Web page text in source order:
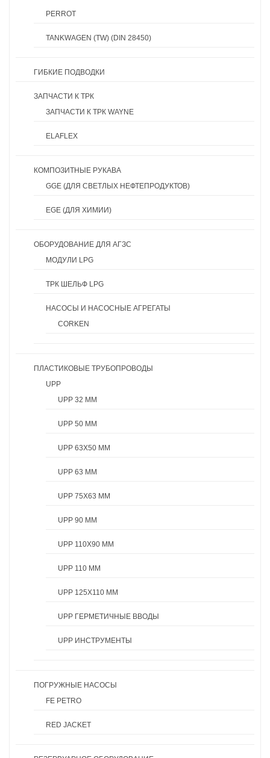
PERROT
TANKWAGEN (TW) (DIN 28450)
ГИБКИЕ ПОДВОДКИ
ЗАПЧАСТИ К ТРК
ЗАПЧАСТИ К ТРК WAYNE
ELAFLEX
КОМПОЗИТНЫЕ РУКАВА
GGE (ДЛЯ СВЕТЛЫХ НЕФТЕПРОДУКТОВ)
EGE (ДЛЯ ХИМИИ)
ОБОРУДОВАНИЕ ДЛЯ АГЗС
МОДУЛИ LPG
ТРК ШЕЛЬФ LPG
НАСОСЫ И НАСОСНЫЕ АГРЕГАТЫ
CORKEN
ПЛАСТИКОВЫЕ ТРУБОПРОВОДЫ
UPP
UPP 32 ММ
UPP 50 ММ
UPP 63X50 ММ
UPP 63 ММ
UPP 75X63 ММ
UPP 90 ММ
UPP 110X90 ММ
UPP 110 ММ
UPP 125X110 ММ
UPP ГЕРМЕТИЧНЫЕ ВВОДЫ
UPP ИНСТРУМЕНТЫ
ПОГРУЖНЫЕ НАСОСЫ
FE PETRO
RED JACKET